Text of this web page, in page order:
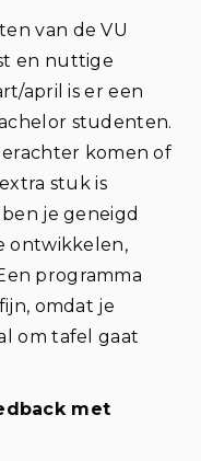
van de VU
en nuttige
april is er een
studenten.
komen of
stuk is
je geneigd
ontwikkelen,
programma
omdat je
om tafel gaat
met